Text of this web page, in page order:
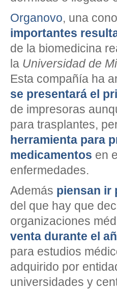
Organovo, una
importantes
de la biomedicina
la Universidad de
Esta compañía ha
se presentará el
de impresoras
para trasplantes,
herramienta para
medicamentos en
enfermedades.
Además piensan ir
del que hay que
organizaciones
venta durante el
para estudios
adquirido por
universidades y